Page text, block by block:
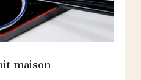
maison